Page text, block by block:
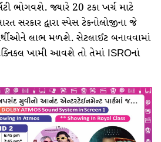
ભોગવશે. જ્યારે 20 ટકા ખર્ચ માટે
સરકાર દ્વારા સ્પેસ ટેકનોલોજીના જે
લાભ મળશે. સેટલાઈટ બનાવવામાં
ખામી આવશે તો તેમાં ISROનાં